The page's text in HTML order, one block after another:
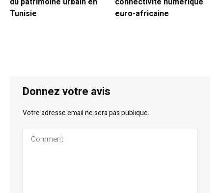
Tunisie
euro-africaine
Donnez votre avis
Votre adresse email ne sera pas publique.